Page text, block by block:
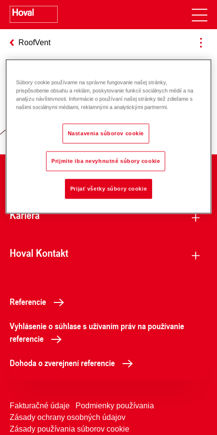
RoofVent
Zodpovednosť za energiu a životné
prostredie
O spoločnosti
Kariéra
Hoval Kontakt
Referencie
Vyhlásenie o súhlase s užívaním práv na používanie
referencie
Dohoda o zverejnení referencie
Fakturačné údaje
Podmienky používania
Zásady ochrany osobných údajov
Zásady používania súborov cookie
Súbory cookie používame na správne fungovanie našej stránky,
prispôsobenie obsahu a reklám, poskytovanie funkcií sociálnych médií a na
analýzu návštevnosti. Informácie o používaní našej stránky tiež zdieľame s
našimi sociálnymi médiami, reklamnými a analytickými partnermi.
Nastavenia súborov cookie
Prijmite iba nevyhnutné súbory cookie
Prijať všetky súbory cookie